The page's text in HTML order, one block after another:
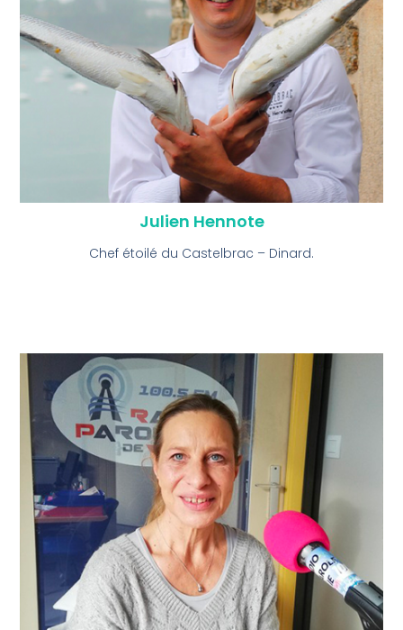
Julien Hennote
Chef étoilé du Castelbrac – Dinard.